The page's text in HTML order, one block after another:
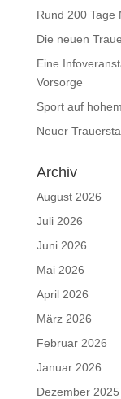
Rund 200 Tage
Die neuen
Eine
Vorsorge
Sport auf
Neuer
Archiv
August 2026
Juli 2026
Juni 2026
Mai 2026
April 2026
März 2026
Februar 2026
Januar 2026
Dezember 2025